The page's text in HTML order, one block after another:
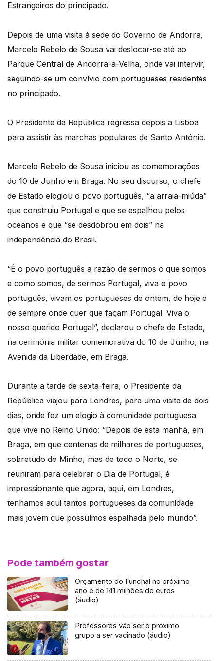
Estrangeiros do principado.
Depois de uma visita à sede do Governo de Andorra,
Marcelo Rebelo de Sousa vai deslocar-se até ao
Parque Central de Andorra-a-Velha, onde vai intervir,
seguindo-se um convívio com portugueses residentes
no principado.
O Presidente da República regressa depois a Lisboa
para assistir às marchas populares de Santo António.
Marcelo Rebelo de Sousa iniciou as comemorações
do 10 de Junho em Braga. No seu discurso, o chefe
de Estado elogiou o povo português, “a arraia-miúda”
que construiu Portugal e que se espalhou pelos
oceanos e que “se desdobrou em dois” na
independência do Brasil.
“É o povo português a razão de sermos o que somos
e como somos, de sermos Portugal, viva o povo
português, vivam os portugueses de ontem, de hoje e
de sempre onde quer que façam Portugal. Viva o
nosso querido Portugal”, declarou o chefe de Estado,
na cerimónia militar comemorativa do 10 de Junho, na
Avenida da Liberdade, em Braga.
Durante a tarde de sexta-feira, o Presidente da
República viajou para Londres, para uma visita de dois
dias, onde fez um elogio à comunidade portuguesa
que vive no Reino Unido: “Depois de esta manhã, em
Braga, em que centenas de milhares de portugueses,
sobretudo do Minho, mas de todo o Norte, se
reuniram para celebrar o Dia de Portugal, é
impressionante que agora, aqui, em Londres,
tenhamos aqui tantos portugueses da comunidade
mais jovem que possuímos espalhada pelo mundo”.
Pode também gostar
Orçamento do Funchal no próximo
ano é de 141 milhões de euros
(áudio)
Professores vão ser o próximo
grupo a ser vacinado (áudio)